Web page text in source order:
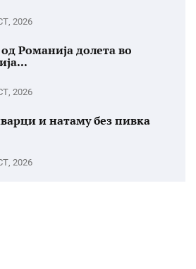
2026
Романија долета во
2026
и натаму без пивка
2026